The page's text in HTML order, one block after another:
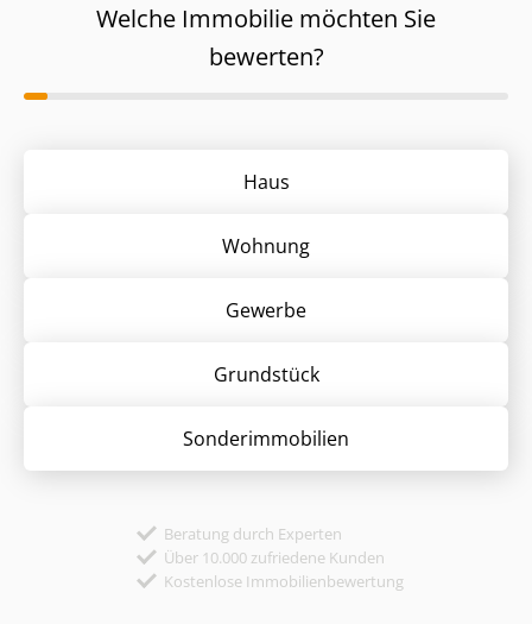
Welche Immobilie möchten Sie
bewerten?
Haus
Wohnung
Gewerbe
Grund­stück
Sonder­immobilien
Beratung durch Experten
Über 10.000 zufriedene Kunden
Kostenlose Immobilienbewertung